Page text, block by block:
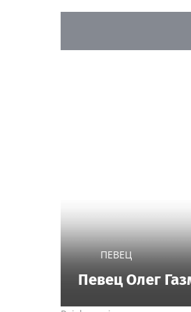
ПЕВЕЦ
Певец Олег